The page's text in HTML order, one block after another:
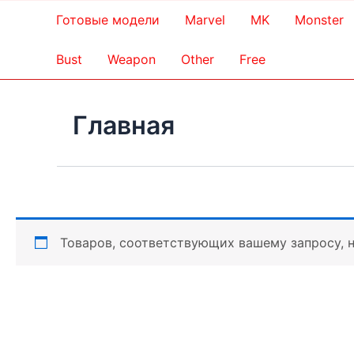
Готовые модели Marvel MK Monster
Bust Weapon Other Free
Главная
Товаров, соответствующих вашему запросу,